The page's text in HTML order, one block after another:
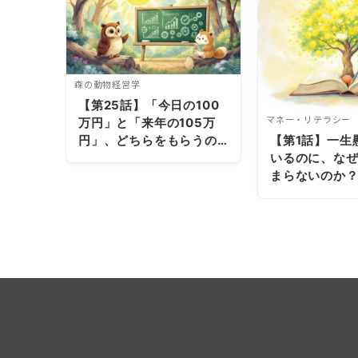
森の動物経営学
【第25話】「今日の100
万円」と「来年の105万
円」、どちらをもらうの
マネー・リテラシー
【第1話】一
いるのに、な
まらないのか？